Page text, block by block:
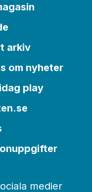
arkiv
om nyheter
play
medier